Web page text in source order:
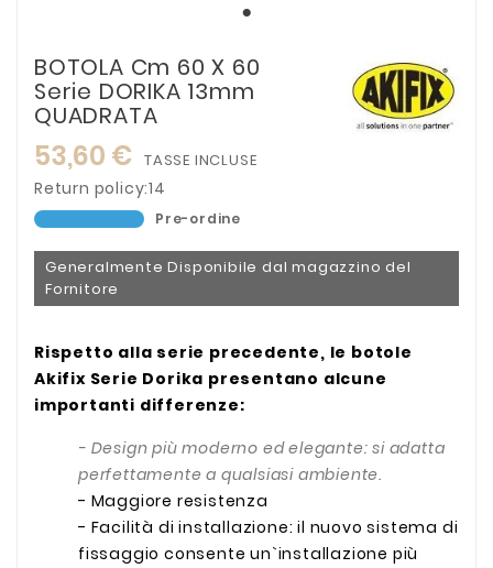
BOTOLA Cm 60 X 60
Serie DORIKA 13mm
QUADRATA
53,60 € TASSE INCLUSE
Return policy:14
Pre-ordine
Generalmente Disponibile dal magazzino del
Fornitore
Rispetto alla serie precedente, le botole
Akifix Serie Dorika presentano alcune
importanti differenze:
- Design più moderno ed elegante: si adatta
perfettamente a qualsiasi ambiente.
- Maggiore resistenza
- Facilità di installazione: il nuovo sistema di
fissaggio consente un`installazione più